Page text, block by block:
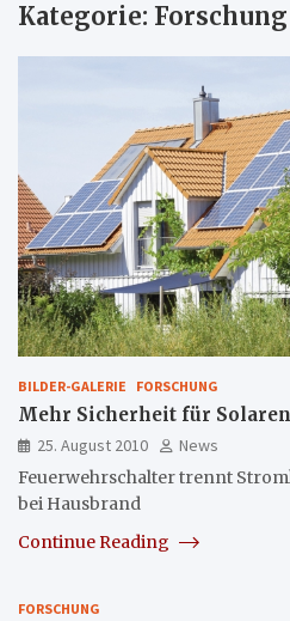
Kategorie: Forschung
BILDER-GALERIE FORSCHUNG
Mehr Sicherheit für
25. August 2010
News
Feuerwehrschalter trennt
bei Hausbrand
Continue Reading
FORSCHUNG